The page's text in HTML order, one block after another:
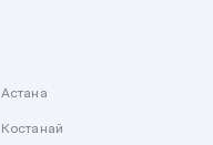
Астана
Костанай